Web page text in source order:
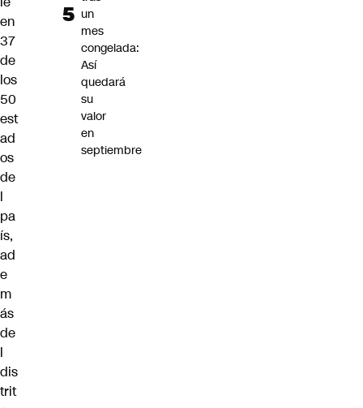
en
37
de
los
50
est
ad
os
de
l
pa
ís,
ad
e
m
ás
de
l
dis
trit
un
mes
congelada:
Así
quedará
su
valor
en
septiembre